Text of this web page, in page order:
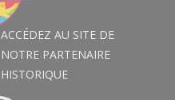
ACCÉDEZ AU SITE DE
NOTRE PARTENAIRE
HISTORIQUE